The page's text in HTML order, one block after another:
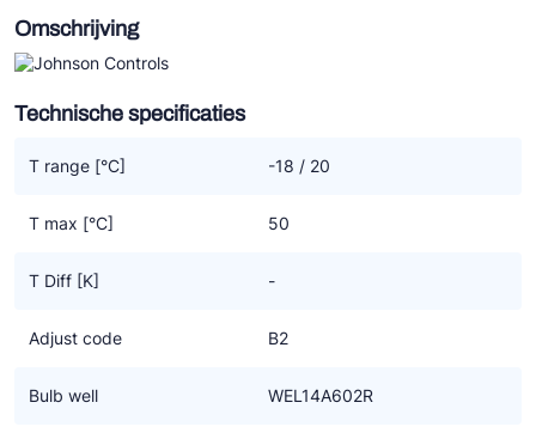
VACON
REFFLEX®
Johnson Controls
Doucette Industries
TEKLAB
Omschrijving
Technische specificaties
T range [°C] -18 / 20
T max [°C] 50
T Diff [K] -
Adjust code B2
Bulb well WEL14A602R